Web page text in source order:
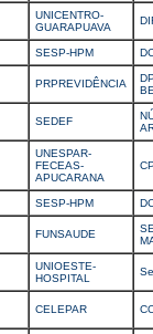
UNICENTRO-
GUARAPUAVA
SESP-HPM
PRPREVIDÊNCIA
SEDEF
UNESPAR-
FECEAS-
APUCARANA
SESP-HPM
FUNSAUDE
UNIOESTE-
HOSPITAL
CELEPAR